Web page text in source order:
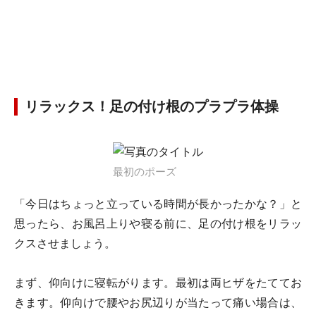
リラックス！足の付け根のプラプラ体操
最初のポーズ
「今日はちょっと立っている時間が長かったかな？」と
思ったら、お風呂上りや寝る前に、足の付け根をリラッ
クスさせましょう。
まず、仰向けに寝転がります。最初は両ヒザをたててお
きます。仰向けで腰やお尻辺りが当たって痛い場合は、